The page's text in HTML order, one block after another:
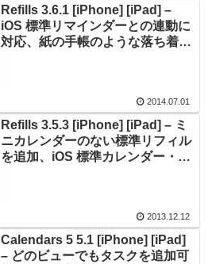
Refills 3.6.1 [iPhone] [iPad] –
iOS 標準リマインダーとの連動に
対応、紙の手帳のような落ち着い
2014.07.01
Refills 3.5.3 [iPhone] [iPad] – ミ
ニカレンダーのない標準リフィル
を追加、iOS 標準カレンダー・
2013.12.12
Calendars 5 5.1 [iPhone] [iPad]
– どのビューでもタスクを追加可